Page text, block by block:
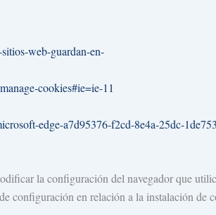
web-guardan-en-
cookies#ie=ie-11
edge-a7d95376-f2cd-8e4a-25dc-
la configuración del navegador que
configuración en relación a la instalación de